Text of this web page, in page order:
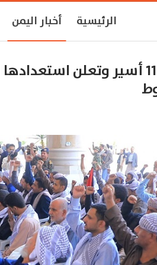
الرئيسية أخبار اليمن
صنعاء تفرج عن 112 أسير وتعلن